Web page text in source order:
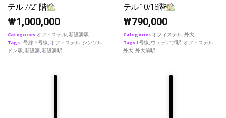
テル 7/21階
₩1,000,000
Categories オフィステル,新設洞駅
Tags1号線,2号線, オフィステル, シンソル
ドン駅,新設洞 ,新設洞駅
テル 10/18階
₩790,000
Categories オフィステル,外大
Tags1号線, ウェデアプ駅, オフィステル,
外大,外大前駅